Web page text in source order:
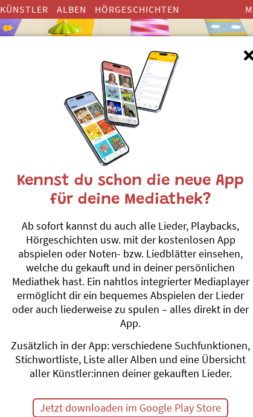
KÜNSTLER ALBEN
HÖRGESCHICHTEN
Mundart-
Christina Schaffner
Thema:Sich
Spieldauer:30-45
ergänzt oder gekürzt
Anzahl Darsteller:
Eine
Zeitaufwand:Je nach
Geeignet für:Unter- bis
4 Lieder, zwei davon
Kennst du schon die neue App
für deine Mediathek?
Ab sofort kannst du auch alle Lieder, Playbacks,
Hörgeschichten usw. mit der kostenlosen App
abspielen oder Noten- bzw. Liedblätter einsehen,
welche du gekauft und in deiner persönlichen
Mediathek hast. Ein nahtlos integrierter Mediaplayer
ermöglicht dir ein bequemes Abspielen der Lieder
oder auch liederweise zu spulen – alles direkt in der
App.
Zusätzlich in der App: verschiedene Suchfunktionen,
Stichwortliste, Liste aller Alben und eine Übersicht
aller Künstler:innen deiner gekauften Lieder.
Jetzt downloaden im Google Play Store